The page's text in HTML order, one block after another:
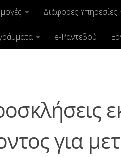
Διάφορες Υπηρεσίες
e-Ραντεβού
για